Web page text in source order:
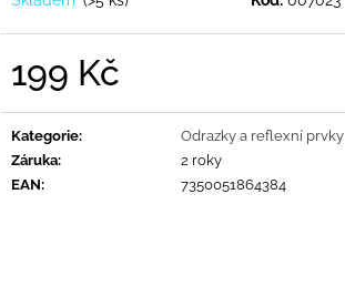
199 Kč
Kategorie:
Odrazky a reflexní prvky
Záruka:
2 roky
EAN: 7350051864384